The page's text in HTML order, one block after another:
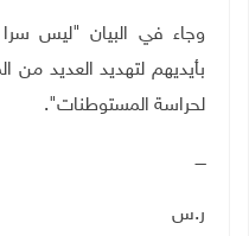
وجاء في البيان "ليس سرا
بأيديهم لتهديد العديد من
لحراسة المستوطنات".
ــــ
ر.س